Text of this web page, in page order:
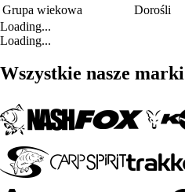
Grupa wiekowa
Dorośli
Loading...
Loading...
Wszystkie nasze marki